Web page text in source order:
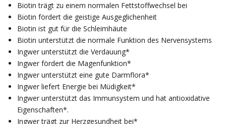
Biotin trägt zu einem normalen Fettstoffwechsel bei
Biotin fördert die geistige Ausgeglichenheit
Biotin ist gut für die Schleimhäute
Biotin unterstützt die normale Funktion des Nervensystems
Ingwer unterstützt die Verdauung*
Ingwer fördert die Magenfunktion*
Ingwer unterstützt eine gute Darmflora*
Ingwer liefert Energie bei Müdigkeit*
Ingwer unterstützt das Immunsystem und hat antioxidative
Eigenschaften*.
Ingwer trägt zur Herzgesundheit bei*